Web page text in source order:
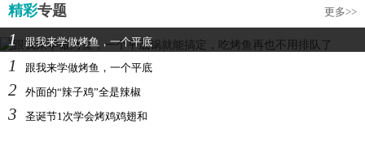
精彩专题 更多>>
1 跟我来学做烤鱼，一个平底
1 跟我来学做烤鱼，一个平底
2 外面的“辣子鸡”全是辣椒
3 圣诞节1次学会烤鸡鸡翅和